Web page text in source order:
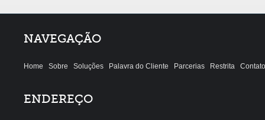
NAVEGAÇÃO
Home Sobre Soluções Palavra do Cliente Parcerias Restrita Contato
ENDEREÇO